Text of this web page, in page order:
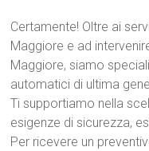
Certamente! Oltre ai
Maggiore e ad
Maggiore, siamo
automatici di ultima
Ti supportiamo nella
esigenze di sicurezza,
Per ricevere un